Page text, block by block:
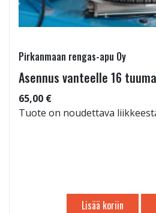
Pirkanmaan rengas-apu Oy
Asennus vanteelle 16
65,00 €
Tuote on noudettava
Lisää koriin